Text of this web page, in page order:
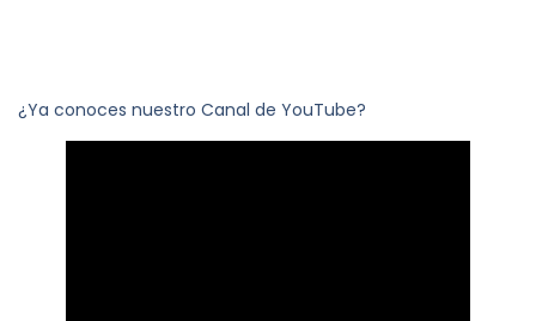
¿Ya conoces nuestro Canal de YouTube?